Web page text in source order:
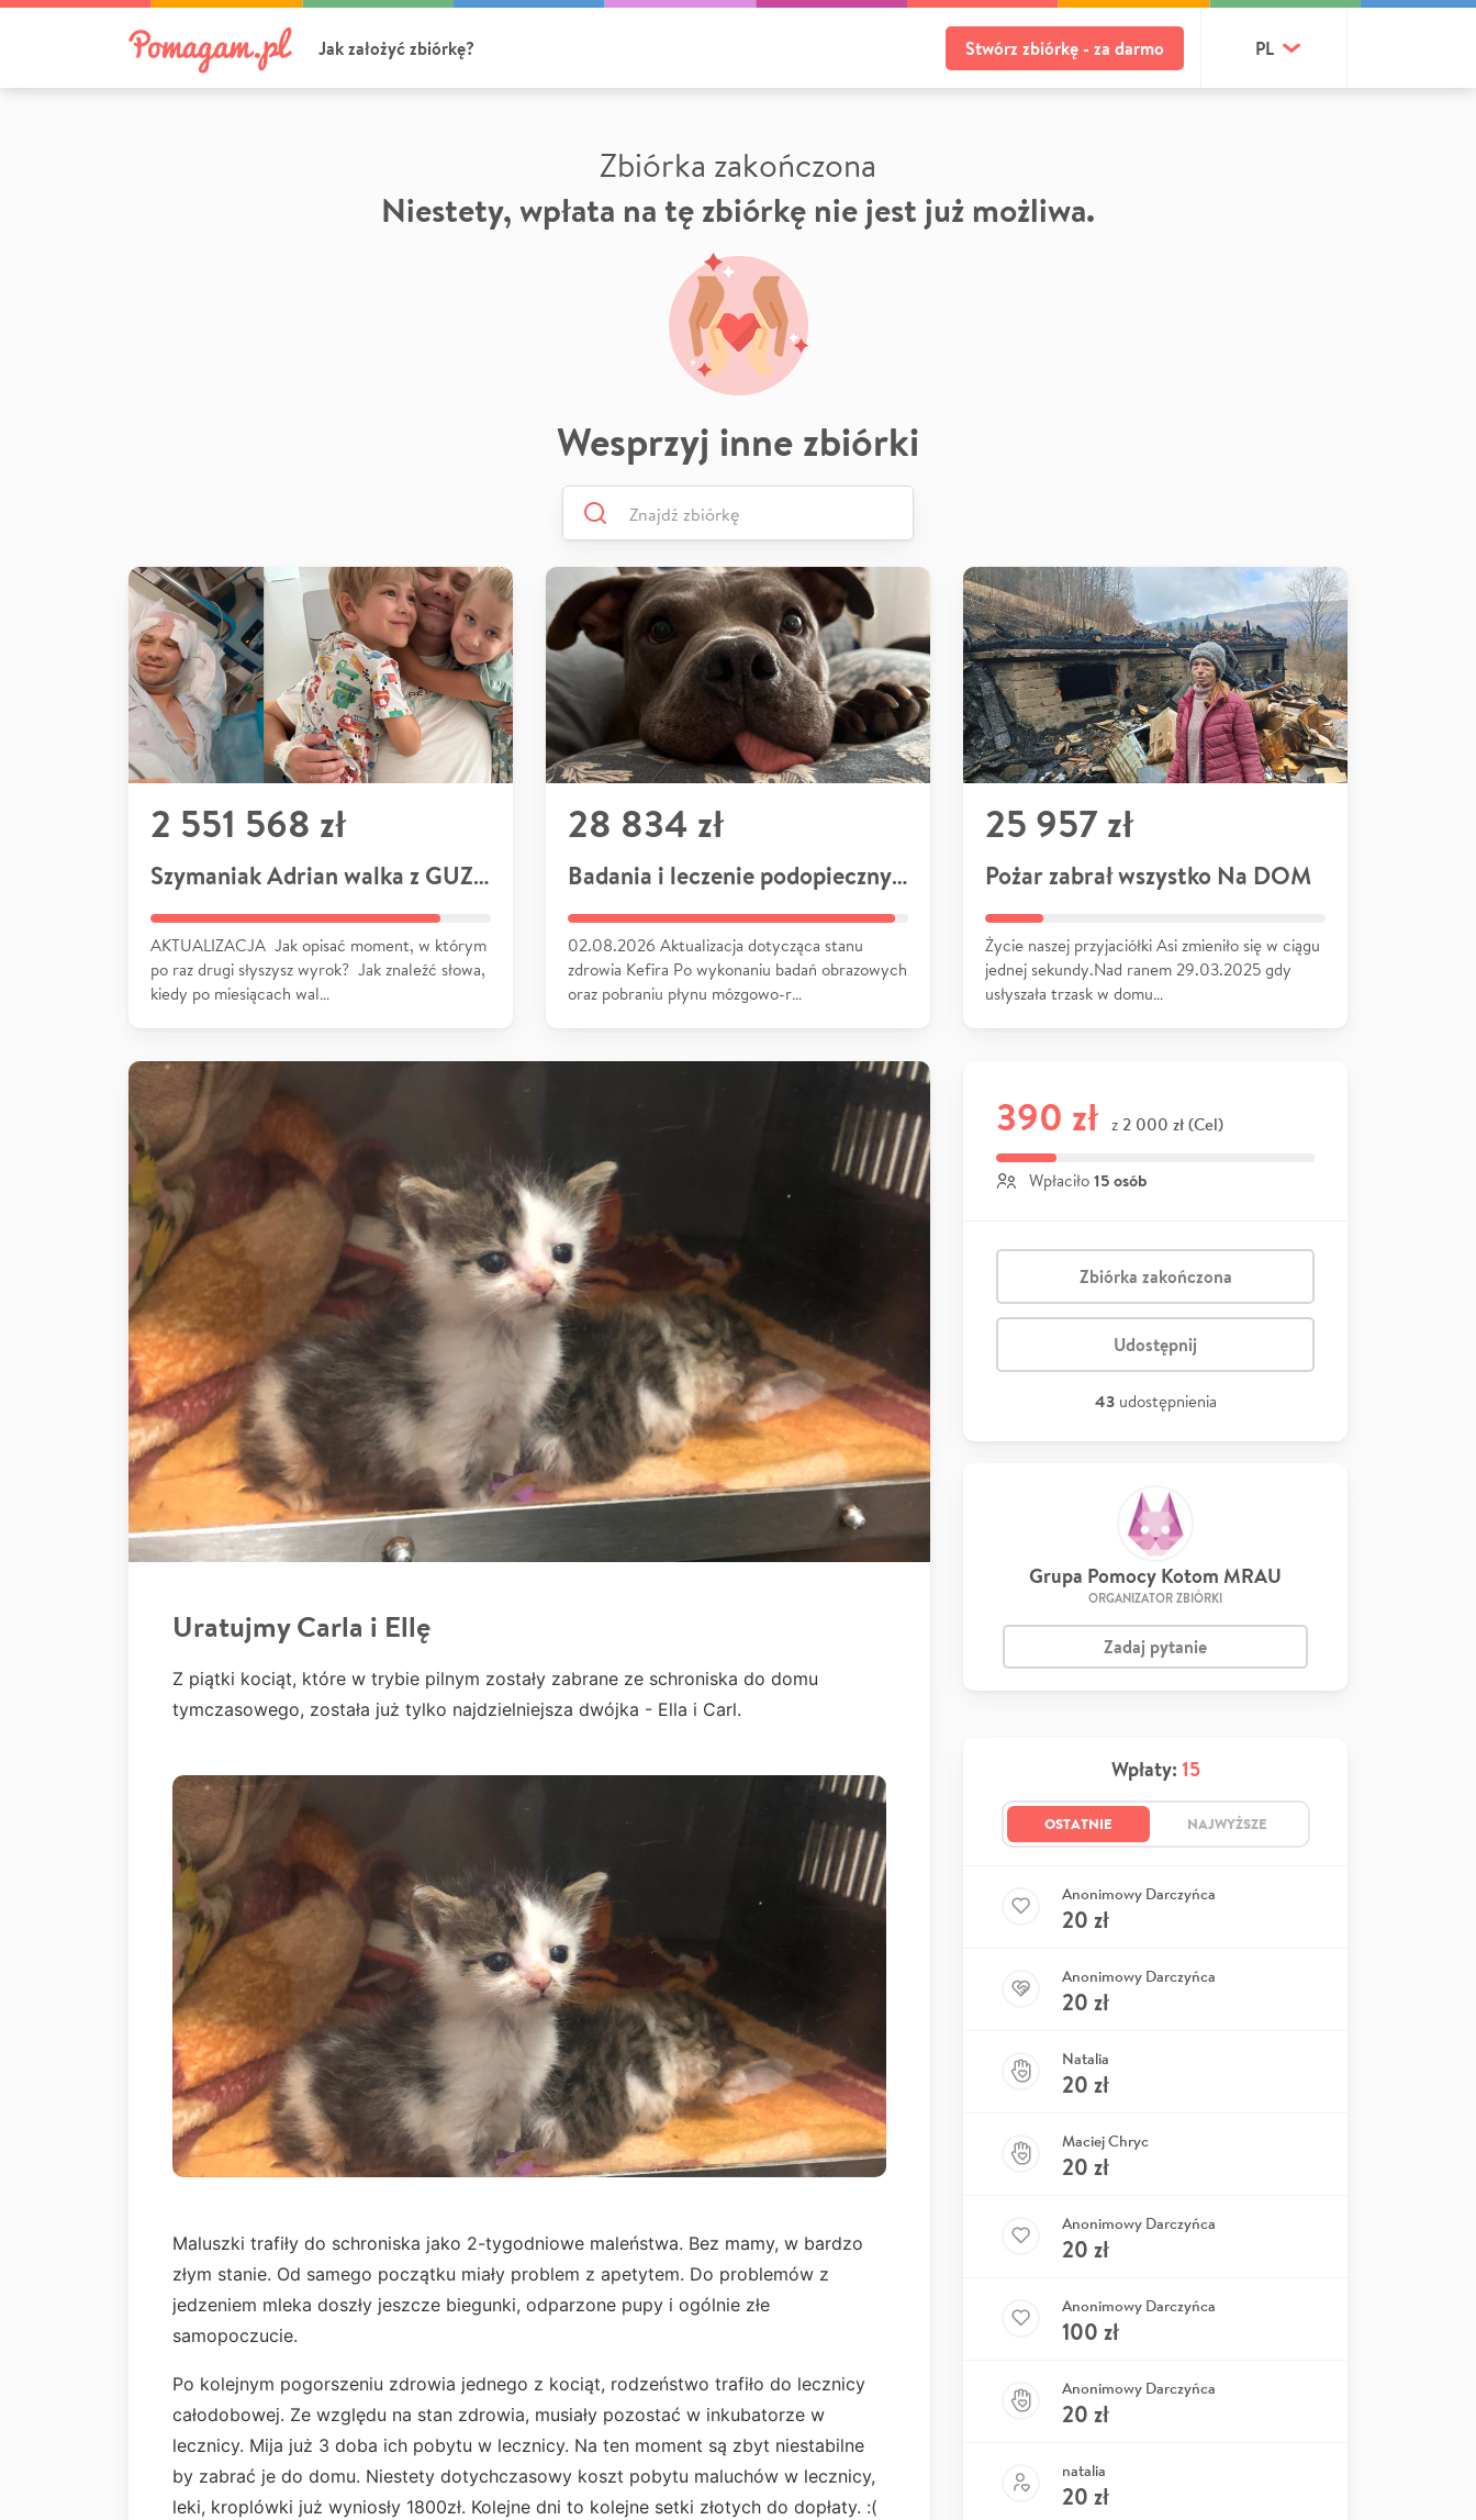
Jak założyć zbiórkę? Stwórz zbiórkę - za darmo PL
Zbiórka zakończona
Niestety, wpłata na tę zbiórkę nie jest już możliwa.
Wesprzyj inne zbiórki
2 551 568 zł
Szymaniak Adrian walka z GUZEM
AKTUALIZACJA Jak opisać moment, w którym
po raz drugi słyszysz wyrok? Jak znaleźć słowa,
kiedy po miesiącach wal…
28 834 zł
Badania i leczenie podopiecznych
02.08.2026 Aktualizacja dotycząca stanu
zdrowia Kefira Po wykonaniu badań obrazowych
oraz pobraniu płynu mózgowo-r…
25 957 zł
Pożar zabrał wszystko Na DOM
Życie naszej przyjaciółki Asi zmieniło się w ciągu
jednej sekundy.Nad ranem 29.03.2025 gdy
usłyszała trzask w domu…
Uratujmy Carla i Ellę
Z piątki kociąt, które w trybie pilnym zostały zabrane ze schroniska do domu
tymczasowego, została już tylko najdzielniejsza dwójka - Ella i Carl.
Maluszki trafiły do schroniska jako 2-tygodniowe maleństwa. Bez mamy, w bardzo
złym stanie. Od samego początku miały problem z apetytem. Do problemów z
jedzeniem mleka doszły jeszcze biegunki, odparzone pupy i ogólnie złe
samopoczucie.
Po kolejnym pogorszeniu zdrowia jednego z kociąt, rodzeństwo trafiło do lecznicy
całodobowej. Ze względu na stan zdrowia, musiały pozostać w inkubatorze w
lecznicy. Mija już 3 doba ich pobytu w lecznicy. Na ten moment są zbyt niestabilne
by zabrać je do domu. Niestety dotychczasowy koszt pobytu maluchów w lecznicy,
leki, kroplówki już wyniosły 1800zł. Kolejne dni to kolejne setki złotych do dopłaty. :(
390 zł z 2 000 zł (Cel)
Wpłaciło 15 osób
Zbiórka zakończona
Udostępnij
43 udostępnienia
Grupa Pomocy Kotom MRAU
ORGANIZATOR ZBIÓRKI
Zadaj pytanie
Wpłaty: 15
OSTATNIE NAJWYŻSZE
Anonimowy Darczyńca
20 zł
Anonimowy Darczyńca
20 zł
Natalia
20 zł
Maciej Chryc
20 zł
Anonimowy Darczyńca
20 zł
Anonimowy Darczyńca
100 zł
Anonimowy Darczyńca
20 zł
natalia
20 zł